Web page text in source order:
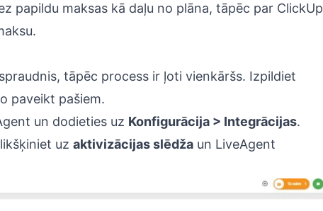
papildu maksas kā daļu no plāna, tāpēc par ClickUp
tāpēc process ir ļoti vienkāršs. Izpildiet
paveikt pašiem.
un dodieties uz Konfigurācija > Integrācijas.
uz aktivizācijas slēdža un LiveAgent